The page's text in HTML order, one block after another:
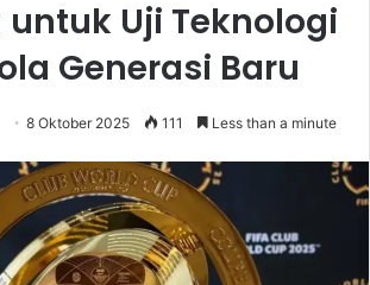
untuk Uji Teknologi
Generasi Baru
8 Oktober 2025 111 Less than a minute